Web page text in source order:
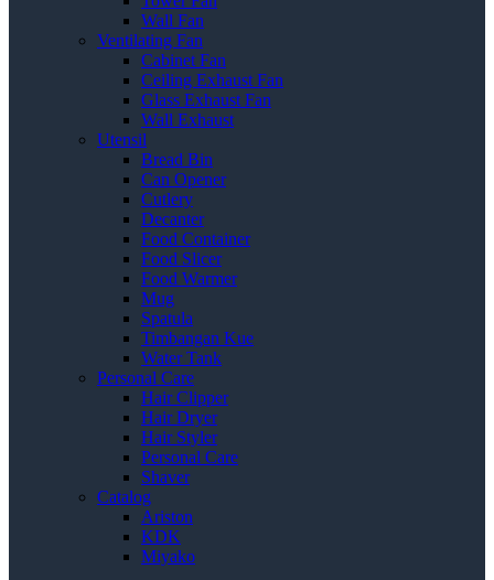
Wall Fan
Ventilating Fan
Cabinet Fan
Ceiling Exhaust Fan
Glass Exhaust Fan
Wall Exhaust
Utensil
Bread Bin
Can Opener
Cutlery
Decanter
Food Container
Food Slicer
Food Warmer
Mug
Spatula
Timbangan Kue
Water Tank
Personal Care
Hair Clipper
Hair Dryer
Hair Styler
Personal Care
Shaver
Catalog
Ariston
KDK
Miyako